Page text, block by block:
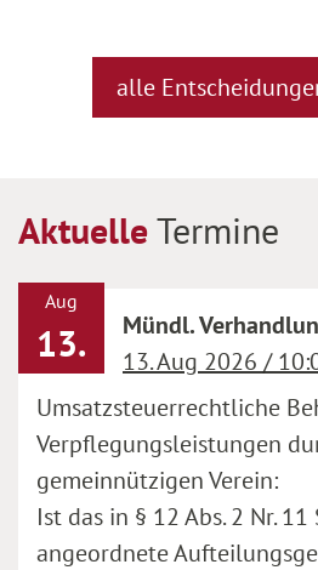
alle
AktuelleTermine
Aug
13.
Mündl.
13. Aug 2026 /
Umsatzsteuerrechtliche
Verpflegungsleistungen
gemeinnützigen Verein:
Ist das in § 12 Abs. 2 Nr. 11
angeordnete